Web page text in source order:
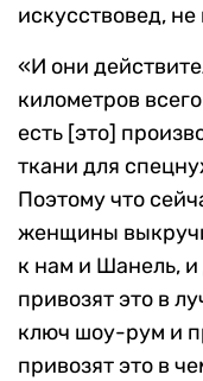
искусствовед,
«И они
километров
есть [это]
ткани для
Поэтому что
женщины
к нам и Шанель,
привозят это в
ключ шоу-рум и
привозят это в